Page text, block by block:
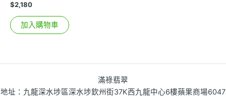
$2,180
加入購物車
滿祿翡翠
地址：九龍深水埗區深水埗欽州街37K西九龍中心6樓蘋果商場6047